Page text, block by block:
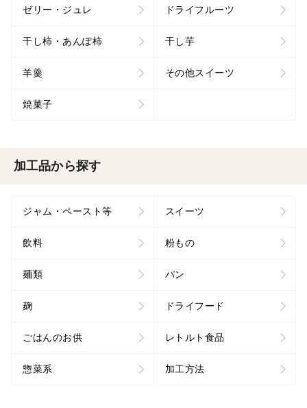
ゼリー・ジュレ ドライフルーツ
干し柿・あんぽ柿 干し芋
羊羹 その他スイーツ
焼菓子
加工品から探す
ジャム・ペースト等 スイーツ
飲料 粉もの
麺類 パン
麹 ドライフード
ごはんのお供 レトルト食品
惣菜系 加工方法